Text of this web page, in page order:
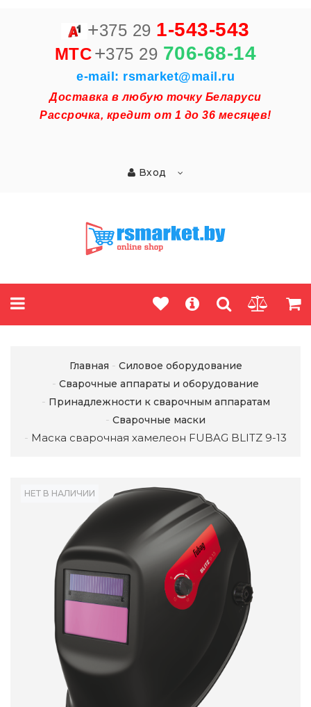
+375 29 1-543-543
MTC+375 29 706-68-14
e-mail: rsmarket@mail.ru
Доставка в любую точку Беларуси
Рассрочка, кредит от 1 до 36 месяцев!
Вход
Главная
Силовое оборудование
Сварочные аппараты и оборудование
Принадлежности к сварочным аппаратам
Сварочные маски
Маска сварочная хамелеон FUBAG BLITZ 9-13
НЕТ В НАЛИЧИИ